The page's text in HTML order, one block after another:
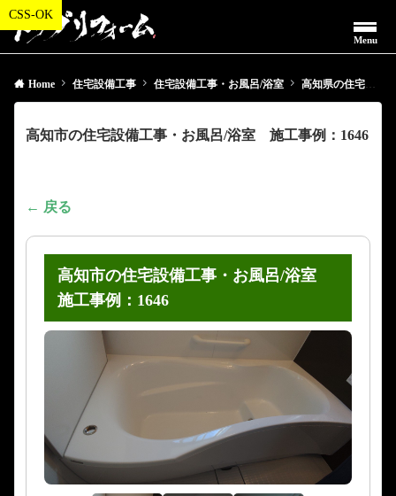
Menu
Home 住宅設備工事 住宅設備工事・お風呂/浴室 高知県の住宅設備工事・お風呂/浴室
高知市の住宅設備工事・お風呂/浴室 施工事例：1646
← 戻る
高知市の住宅設備工事・お風呂/浴室
施工事例：1646